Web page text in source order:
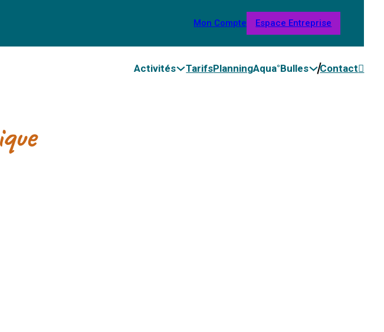
Mon Compte Espace Entreprise
Activités TarifsPlanningAqua°Bulles Contact